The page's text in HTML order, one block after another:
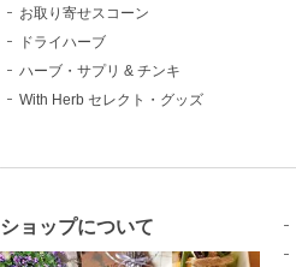
お取り寄せスコーン
ドライハーブ
ハーブ・サプリ & チンキ
With Herb セレクト・グッズ
ショップについて